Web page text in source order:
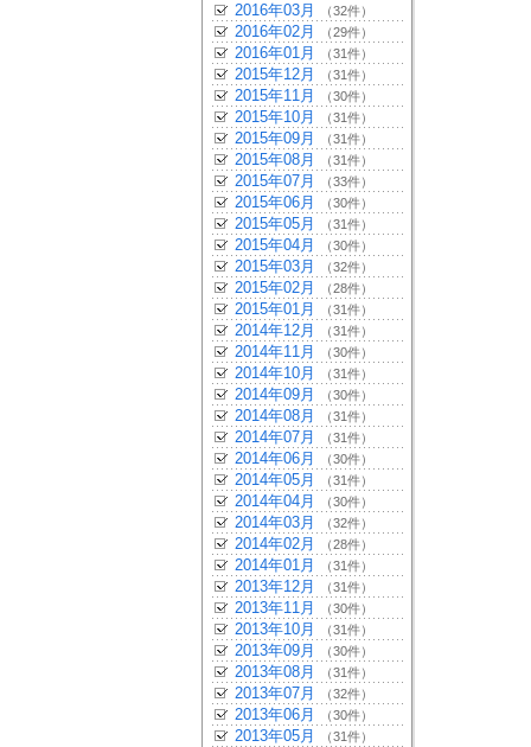
2016年03月 （32件）
2016年02月 （29件）
2016年01月 （31件）
2015年12月 （31件）
2015年11月 （30件）
2015年10月 （31件）
2015年09月 （31件）
2015年08月 （31件）
2015年07月 （33件）
2015年06月 （30件）
2015年05月 （31件）
2015年04月 （30件）
2015年03月 （32件）
2015年02月 （28件）
2015年01月 （31件）
2014年12月 （31件）
2014年11月 （30件）
2014年10月 （31件）
2014年09月 （30件）
2014年08月 （31件）
2014年07月 （31件）
2014年06月 （30件）
2014年05月 （31件）
2014年04月 （30件）
2014年03月 （32件）
2014年02月 （28件）
2014年01月 （31件）
2013年12月 （31件）
2013年11月 （30件）
2013年10月 （31件）
2013年09月 （30件）
2013年08月 （31件）
2013年07月 （32件）
2013年06月 （30件）
2013年05月 （31件）